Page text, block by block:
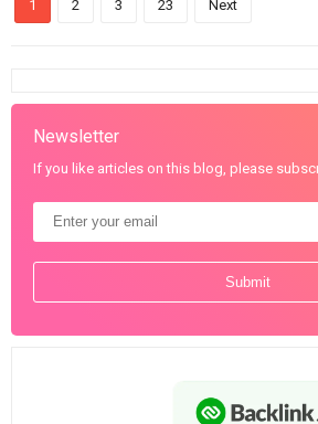
1 2 3 23 Next
Newsletter
If you like articles on this blog, please